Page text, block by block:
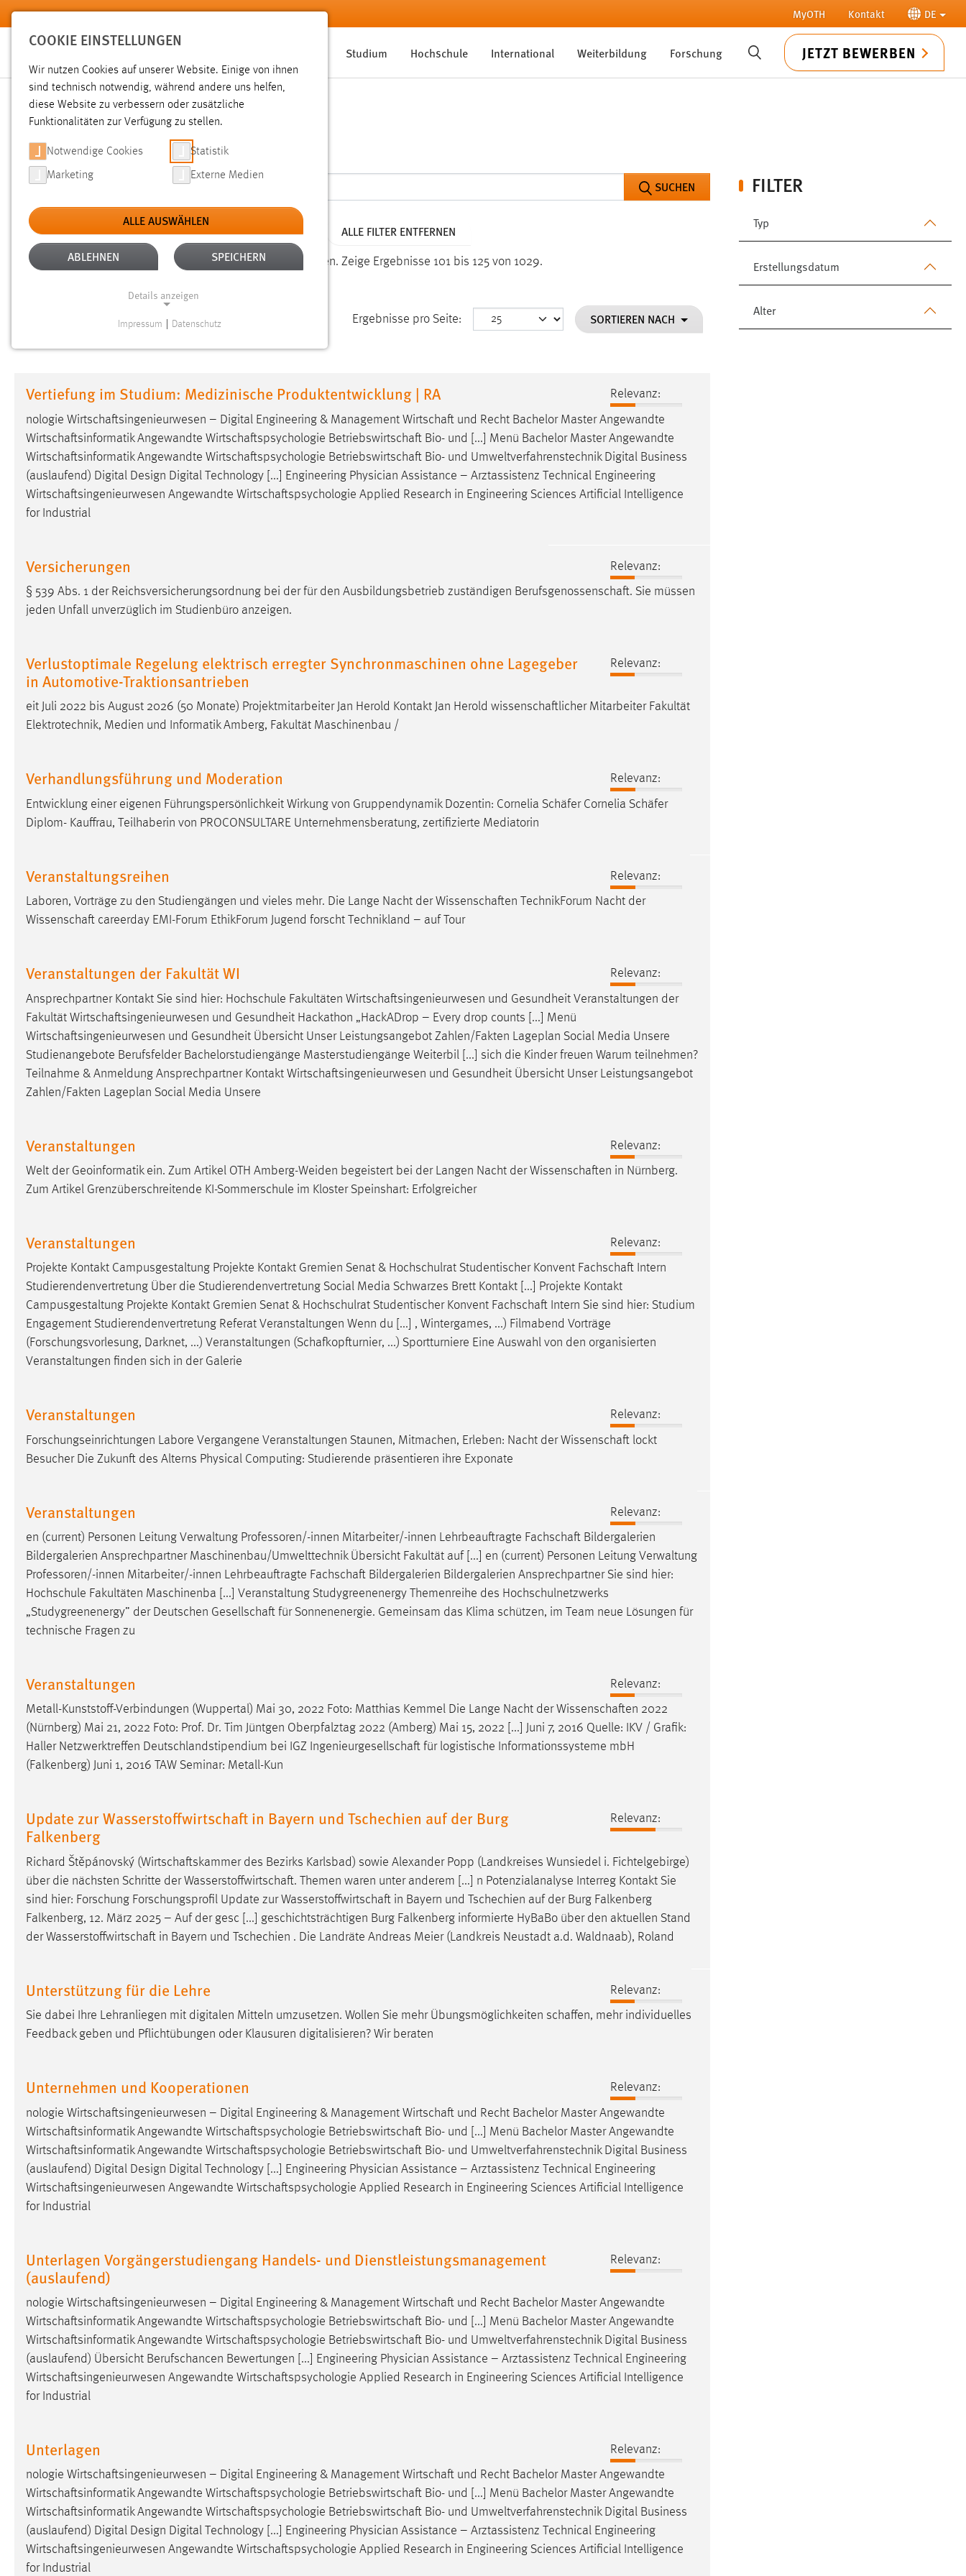
Zum Hauptinhalt springen MyOTH Kontakt DE
Studium Hochschule International Weiterbildung Forschung SUCHE JETZT BEWERBEN
SUCHE
FILTER
Typ
Erstellungsdatum
Alter
SUCHEN
Aktive Filter: TYP: SEITEN ALTER: ÜBER EIN JAHR ALLE FILTER ENTFERNEN
Gesucht nach "schäfer". Es wurden 1029 Ergebnisse gefunden. Zeige Ergebnisse 101 bis 125 von 1029.
Ergebnisse pro Seite: SORTIEREN NACH
Vertiefung im Studium: Medizinische Produktentwicklung | RA
Relevanz:
nologie Wirtschaftsingenieurwesen – Digital Engineering & Management Wirtschaft und Recht Bachelor Master Angewandte
WirtschaftsinformatikAngewandte Wirtschaftspsychologie Betriebswirtschaft Bio- und [...] Menü Bachelor Master Angewandte
WirtschaftsinformatikAngewandte Wirtschaftspsychologie Betriebswirtschaft Bio- und Umweltverfahrenstechnik Digital Business
(auslaufend) Digital Design Digital Technology [...] Engineering Physician Assistance – Arztassistenz Technical Engineering
Wirtschaftsingenieurwesen Angewandte Wirtschaftspsychologie Applied Research in Engineering Sciences Artificial Intelligence
for Industrial
Versicherungen
Relevanz:
§ 539 Abs. 1 der Reichsversicherungsordnung bei der für den Ausbildungsbetrieb zuständigen Berufsgenossenschaft. Sie müssen
jeden Unfall unverzüglich im Studienbüro anzeigen.
Verlustoptimale Regelung elektrisch erregter Synchronmaschinen ohne Lagegeber
in Automotive-Traktionsantrieben
Relevanz:
eit Juli 2022 bis August 2026 (50 Monate) Projektmitarbeiter Jan Herold Kontakt Jan Herold wissenschaftlicherMitarbeiter Fakultät
Elektrotechnik, Medien und Informatik Amberg, Fakultät Maschinenbau /
Verhandlungsführung und Moderation
Relevanz:
Entwicklung einer eigenen Führungspersönlichkeit Wirkung von Gruppendynamik Dozentin: Cornelia SchäferCornelia Schäfer
Diplom- Kauffrau, Teilhaberin von PROCONSULTARE Unternehmensberatung, zertifizierte Mediatorin
Veranstaltungsreihen
Relevanz:
Laboren, Vorträge zu den Studiengängen und vieles mehr. Die Lange Nacht derWissenschaften TechnikForum Nacht der
Wissenschaft careerday EMI-Forum EthikForum Jugend forscht Technikland – auf Tour
Veranstaltungen der Fakultät WI
Relevanz:
Ansprechpartner Kontakt Sie sind hier: Hochschule Fakultäten Wirtschaftsingenieurwesen und Gesundheit Veranstaltungen der
Fakultät Wirtschaftsingenieurwesen und Gesundheit Hackathon „HackADrop – Every drop counts [...] Menü
Wirtschaftsingenieurwesen und Gesundheit Übersicht Unser Leistungsangebot Zahlen/Fakten Lageplan Social Media Unsere
Studienangebote Berufsfelder Bachelorstudiengänge Masterstudiengänge Weiterbil [...] sich die Kinder freuen Warum teilnehmen?
Teilnahme & Anmeldung Ansprechpartner Kontakt Wirtschaftsingenieurwesen und Gesundheit Übersicht Unser Leistungsangebot
Zahlen/Fakten Lageplan Social Media Unsere
Veranstaltungen
Relevanz:
Welt der Geoinformatik ein. Zum Artikel OTH Amberg-Weiden begeistert bei der Langen Nacht derWissenschaften in Nürnberg.
Zum Artikel Grenzüberschreitende KI-Sommerschule im Kloster Speinshart: Erfolgreicher
Veranstaltungen
Relevanz:
Projekte Kontakt Campusgestaltung Projekte Kontakt Gremien Senat & Hochschulrat Studentischer Konvent Fachschaft Intern
Studierendenvertretung Über die Studierendenvertretung Social Media Schwarzes Brett Kontakt [...] Projekte Kontakt
Campusgestaltung Projekte Kontakt Gremien Senat & Hochschulrat Studentischer Konvent Fachschaft Intern Sie sind hier: Studium
Engagement Studierendenvertretung Referat Veranstaltungen Wenn du [...] , Wintergames, ...) Filmabend Vorträge
(Forschungsvorlesung, Darknet, ...) Veranstaltungen (Schafkopfturnier, ...) Sportturniere Eine Auswahl von den organisierten
Veranstaltungen finden sich in der Galerie
Veranstaltungen
Relevanz:
Forschungseinrichtungen Labore Vergangene Veranstaltungen Staunen, Mitmachen, Erleben: Nacht derWissenschaft lockt
Besucher Die Zukunft des Alterns Physical Computing: Studierende präsentieren ihre Exponate
Veranstaltungen
Relevanz:
en (current) Personen Leitung Verwaltung Professoren/-innen Mitarbeiter/-innen Lehrbeauftragte Fachschaft Bildergalerien
Bildergalerien Ansprechpartner Maschinenbau/Umwelttechnik Übersicht Fakultät auf [...] en (current) Personen Leitung Verwaltung
Professoren/-innen Mitarbeiter/-innen Lehrbeauftragte Fachschaft Bildergalerien Bildergalerien Ansprechpartner Sie sind hier:
Hochschule Fakultäten Maschinenba [...] Veranstaltung Studygreenenergy Themenreihe des Hochschulnetzwerks
„Studygreenenergy” der Deutschen Gesellschaft für Sonnenenergie. Gemeinsam das Klima schützen, im Team neue Lösungen für
technische Fragen zu
Veranstaltungen
Relevanz:
Metall-Kunststoff-Verbindungen (Wuppertal) Mai 30, 2022 Foto: Matthias Kemmel Die Lange Nacht derWissenschaften 2022
(Nürnberg) Mai 21, 2022 Foto: Prof. Dr. Tim Jüntgen Oberpfalztag 2022 (Amberg) Mai 15, 2022 [...] Juni 7, 2016 Quelle: IKV / Grafik:
Haller Netzwerktreffen Deutschlandstipendium bei IGZ Ingenieurgesellschaft für logistische Informationssysteme mbH
(Falkenberg) Juni 1, 2016 TAW Seminar: Metall-Kun
Update zur Wasserstoffwirtschaft in Bayern und Tschechien auf der Burg
Falkenberg
Relevanz:
Richard Štěpánovský (Wirtschaftskammerdes Bezirks Karlsbad) sowie Alexander Popp (Landkreises Wunsiedel i. Fichtelgebirge)
über die nächsten Schritte derWasserstoffwirtschaft. Themen waren unter anderem [...] n Potenzialanalyse Interreg Kontakt Sie
sind hier: Forschung Forschungsprofil Update zurWasserstoffwirtschaft in Bayern und Tschechien auf der Burg Falkenberg
Falkenberg, 12. März 2025 – Auf der gesc [...] geschichtsträchtigen Burg Falkenberg informierte HyBaBo über den aktuellen Stand
derWasserstoffwirtschaft in Bayern und Tschechien . Die Landräte Andreas Meier (Landkreis Neustadt a.d. Waldnaab), Roland
Unterstützung für die Lehre
Relevanz:
Sie dabei Ihre Lehranliegen mit digitalen Mitteln umzusetzen. Wollen Sie mehr Übungsmöglichkeiten schaffen, mehr individuelles
Feedback geben und Pflichtübungen oder Klausuren digitalisieren? Wir beraten
Unternehmen und Kooperationen
Relevanz:
nologie Wirtschaftsingenieurwesen – Digital Engineering & Management Wirtschaft und Recht Bachelor Master Angewandte
WirtschaftsinformatikAngewandte Wirtschaftspsychologie Betriebswirtschaft Bio- und [...] Menü Bachelor Master Angewandte
WirtschaftsinformatikAngewandte Wirtschaftspsychologie Betriebswirtschaft Bio- und Umweltverfahrenstechnik Digital Business
(auslaufend) Digital Design Digital Technology [...] Engineering Physician Assistance – Arztassistenz Technical Engineering
Wirtschaftsingenieurwesen Angewandte Wirtschaftspsychologie Applied Research in Engineering Sciences Artificial Intelligence
for Industrial
Unterlagen Vorgängerstudiengang Handels- und Dienstleistungsmanagement
(auslaufend)
Relevanz:
nologie Wirtschaftsingenieurwesen – Digital Engineering & Management Wirtschaft und Recht Bachelor Master Angewandte
WirtschaftsinformatikAngewandte Wirtschaftspsychologie Betriebswirtschaft Bio- und [...] Menü Bachelor Master Angewandte
WirtschaftsinformatikAngewandte Wirtschaftspsychologie Betriebswirtschaft Bio- und Umweltverfahrenstechnik Digital Business
(auslaufend) Übersicht Berufschancen Bewertungen [...] Engineering Physician Assistance – Arztassistenz Technical Engineering
Wirtschaftsingenieurwesen Angewandte Wirtschaftspsychologie Applied Research in Engineering Sciences Artificial Intelligence
for Industrial
Unterlagen
Relevanz:
nologie Wirtschaftsingenieurwesen – Digital Engineering & Management Wirtschaft und Recht Bachelor Master Angewandte
WirtschaftsinformatikAngewandte Wirtschaftspsychologie Betriebswirtschaft Bio- und [...] Menü Bachelor Master Angewandte
WirtschaftsinformatikAngewandte Wirtschaftspsychologie Betriebswirtschaft Bio- und Umweltverfahrenstechnik Digital Business
(auslaufend) Digital Design Digital Technology [...] Engineering Physician Assistance – Arztassistenz Technical Engineering
Wirtschaftsingenieurwesen Angewandte Wirtschaftspsychologie Applied Research in Engineering Sciences Artificial Intelligence
for Industrial
COOKIE EINSTELLUNGEN
Wir nutzen Cookies auf unserer Website. Einige von ihnen
sind technisch notwendig, während andere uns helfen,
diese Website zu verbessern oder zusätzliche
Funktionalitäten zur Verfügung zu stellen.
Notwendige Cookies Statistik
Marketing Externe Medien
ALLE AUSWÄHLEN
ABLEHNEN SPEICHERN
Details anzeigen
Website erforderlich.
Einverständnis
Name: cookie_consent
Dieser Cookie speichert die
ausgewählten Einverständnis-Optionen
Performance
Name: staticfilecache
in diesem Cookie gespeichert, ob man
eingeloggt ist.
Sprachpräferenz
Zweck:
Sprache der Website.
Cookie Laufzeit: 30 Tage
Name:
MibewSessionID, MIBEW_UserID,
mibew_locale, mibew-chat-frame-style-
5e9dbeb1811c0446
Cookie Laufzeit:
style-5e9dbeb1811c0446 =
Sitzungslaufzeit, mibew_locale = 3
Login
Name: fe_user, be_user, be_lastLoginProvider
der Website einloggen zu können.
Cookie Laufzeit: 24 Stunden
Statistik Cookies erfassen Informationen anonym.
Diese Informationen helfen uns zu verstehen, wie
unsere Besucher unsere Website nutzen.
Matomo
Name: _pk_ref, _pk_cvar, _pk_id, _pk_ses
MARKETING
Sie tun dies, indem sie Besucher über Websites
hinweg verfolgen.
Google Ads
Name: _gcl_au
Anbieter:
Cookie Laufzeit:
Facebook Pixel
Name: _fbp
Cookie Laufzeit:
EXTERNE MEDIEN
Um Inhalte von Videoplattformen und Social Media
Plattformen anzeigen zu können, werden von diesen
YouTube
Vimeo
Impressum Datenschutz